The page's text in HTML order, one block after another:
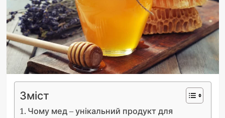
Зміст
Чому мед – унікальний продукт для